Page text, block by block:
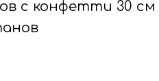
с конфетти 30 см